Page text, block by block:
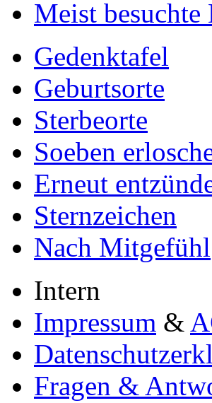
Meist besuchte
Gedenktafel
Geburtsorte
Sterbeorte
Soeben
Erneut
Sternzeichen
Nach Mitgefühl
Intern
Impressum &
Fragen &